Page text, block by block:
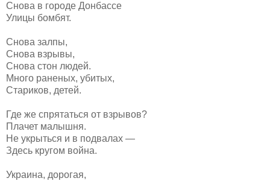
Снова в городе Донбассе
Улицы бомбят.
Снова залпы,
Снова взрывы,
Снова стон людей.
Много раненых, убитых,
Стариков, детей.
Где же спрятаться от взрывов?
Плачет малышня.
Не укрыться и в подвалах —
Здесь кругом война.
Украина, дорогая,